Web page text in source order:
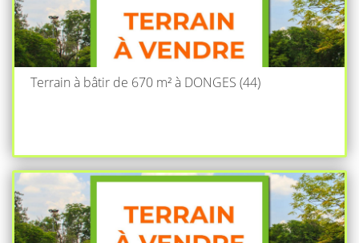
Terrain à bâtir de 670 m² à DONGES (44)